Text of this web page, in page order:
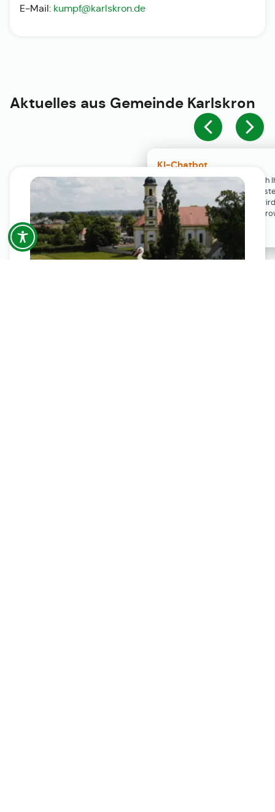
KI-Chatbot
Der KI-Chatbot steht erst nach
Einwilligung in den Cookie-
Verfügung. Der Chat-Verlauf
ausschließlich lokal in Ihrem
gespeichert.
E-Mail: kumpf@karlskron.de
Aktuelles aus Gemeinde Karlskron